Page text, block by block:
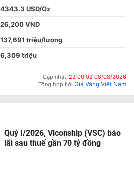
4343.3 USD/Oz
26,200 VND
137,691 triệu/lượng
6,309 triệu
Cập nhật: 22:00:02 08/08/2026
Tổng hợp bởi Giá Vàng Việt Nam
Quý I/2026, Viconship (VSC) báo
lãi sau thuế gần 70 tỷ đồng